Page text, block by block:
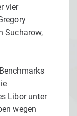
vier
Sucharow,
Libor unter
wegen